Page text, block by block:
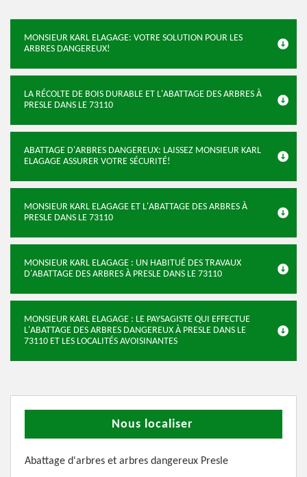
MONSIEUR KARL ELAGAGE: VOTRE SOLUTION POUR LES
ARBRES DANGEREUX!
LA RÉCOLTE DE BOIS DURABLE ET L'ABATTAGE DES ARBRES À
PRESLE DANS LE 73110
ABATTAGE D'ARBRES DANGEREUX: LAISSEZ MONSIEUR KARL
ELAGAGE ASSURER VOTRE SÉCURITÉ!
MONSIEUR KARL ELAGAGE ET L'ABATTAGE DES ARBRES À
PRESLE DANS LE 73110
MONSIEUR KARL ELAGAGE : UN HABITUÉ DES TRAVAUX
D'ABATTAGE DES ARBRES À PRESLE DANS LE 73110
MONSIEUR KARL ELAGAGE : LE PAYSAGISTE QUI EFFECTUE
L'ABATTAGE DES ARBRES DANGEREUX À PRESLE DANS LE
73110 ET LES LOCALITÉS AVOISINANTES
Nous localiser
Abattage d'arbres et arbres dangereux Presle